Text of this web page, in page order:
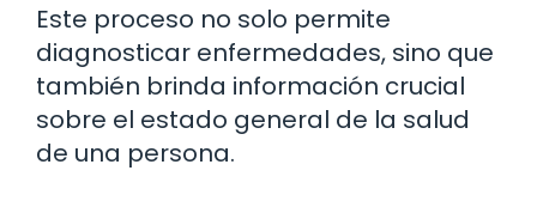
Este proceso no solo permite
diagnosticar enfermedades, sino que
también brinda información crucial
sobre el estado general de la salud
de una persona.